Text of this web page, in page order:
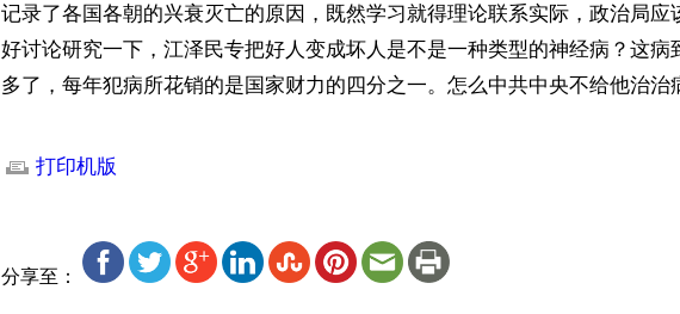
记录了各国各朝的兴衰灭亡的原因，既然学习就得理论联系实际，政治局应
好讨论研究一下，江泽民专把好人变成坏人是不是一种类型的神经病？这病
多了，每年犯病所花销的是国家财力的四分之一。怎么中共中央不给他治治
打印机版
分享至：